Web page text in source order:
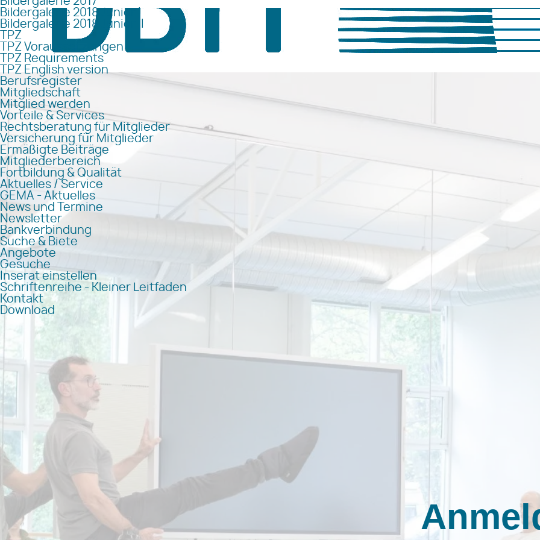
Bildergalerie 2018 Junior I
Bildergalerie 2018 Junior II
TPZ
TPZ Voraussetzungen
TPZ Requirements
TPZ English version
Berufsregister
Mitgliedschaft
Mitglied werden
Vorteile & Services
Rechtsberatung für Mitglieder
Versicherung für Mitglieder
Ermäßigte Beiträge
Mitgliederbereich
Fortbildung & Qualität
Aktuelles / Service
GEMA - Aktuelles
News und Termine
Newsletter
Bankverbindung
Suche & Biete
Angebote
Gesuche
Inserat einstellen
Schriftenreihe - Kleiner Leitfaden
Kontakt
Download